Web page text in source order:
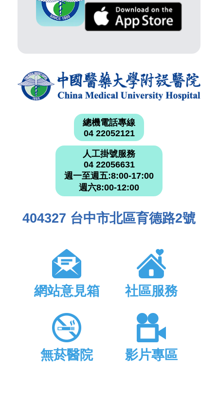
總機電話專線
04 22052121
人工掛號服務
04 22056631
週一至週五:8:00-17:00
週六8:00-12:00
404327 台中市北區育德路2號
網站意見箱 社區服務
無菸醫院 影片專區